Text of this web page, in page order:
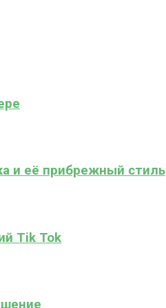
и её прибрежный стиль
Tik Tok